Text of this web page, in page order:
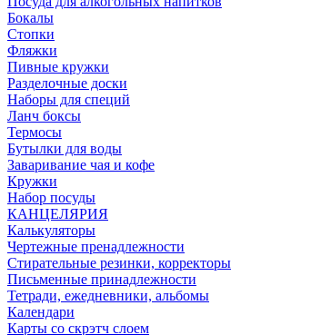
Бокалы
Стопки
Фляжки
Пивные кружки
Разделочные доски
Наборы для специй
Ланч боксы
Термосы
Бутылки для воды
Заваривание чая и кофе
Кружки
Набор посуды
КАНЦЕЛЯРИЯ
Калькуляторы
Чертежные пренадлежности
Стирательные резинки, корректоры
Письменные принадлежности
Тетради, ежедневники, альбомы
Календари
Карты со скрэтч слоем